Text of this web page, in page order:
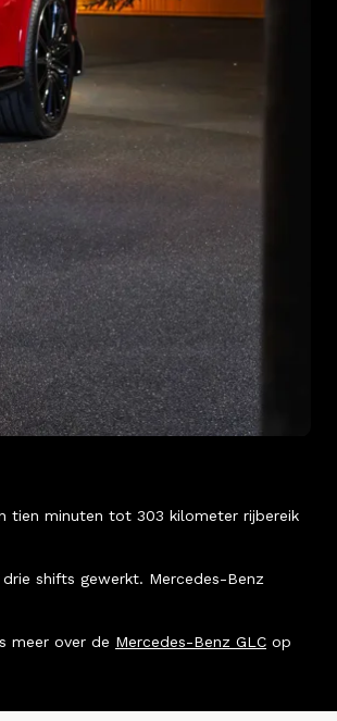
tien minuten tot 303 kilometer rijbereik
shifts gewerkt. Mercedes-Benz
meer over de Mercedes-Benz GLC op